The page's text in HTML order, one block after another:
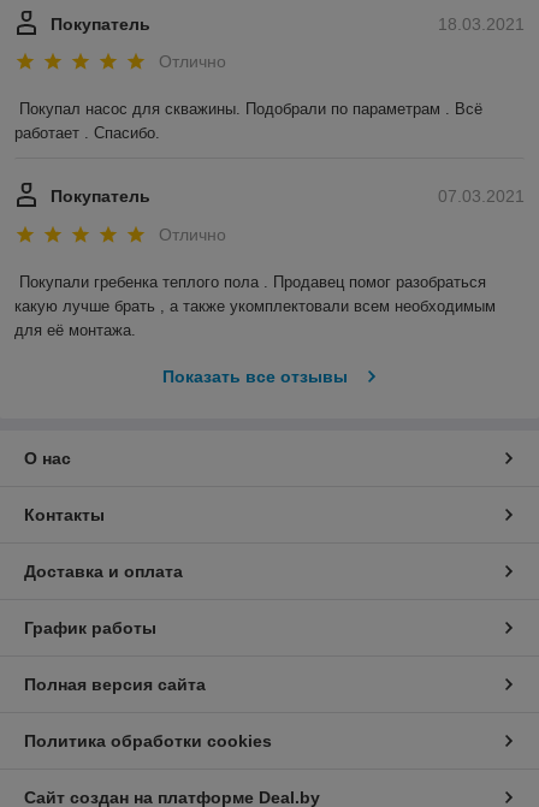
18.03.2021
Покупатель
Отлично
Покупал насос для скважины. Подобрали по параметрам . Всё
работает . Спасибо.
07.03.2021
Покупатель
Отлично
Покупали гребенка теплого пола . Продавец помог разобраться
какую лучше брать , а также укомплектовали всем необходимым
для её монтажа.
Показать все отзывы
О нас
Контакты
Доставка и оплата
График работы
Полная версия сайта
Политика обработки cookies
Сайт создан на платформе Deal.by